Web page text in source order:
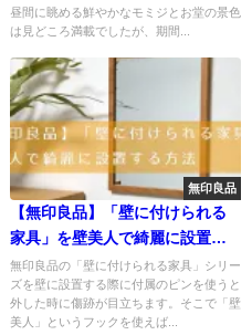
昼間に眺める鮮やかなモミジとお堂の景色
は見どころ満載でしたが、期間...
無印良品
【無印良品】「壁に付けられる
家具」を壁美人で綺麗に設置す
る方法
無印良品の「壁に付けられる家具」シリー
ズを壁に設置する際に付属のピンを使うと
外した時に傷跡が目立ちます。そこで「壁
美人」というフックを使えば...